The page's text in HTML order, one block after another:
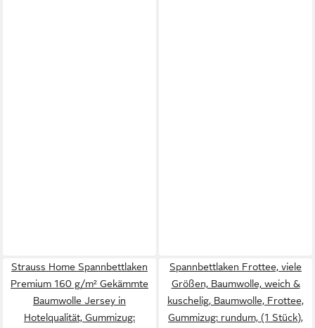
Strauss Home Spannbettlaken
Premium 160 g/m² Gekämmte
Baumwolle Jersey in
Hotelqualität, Gummizug:
Spannbettlaken Frottee, viele
Größen, Baumwolle, weich &
kuschelig, Baumwolle, Frottee,
Gummizug: rundum, (1 Stück),